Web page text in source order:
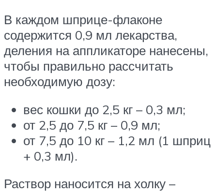
В каждом шприце-флаконе
содержится 0,9 мл лекарства,
деления на аппликаторе нанесены,
чтобы правильно рассчитать
необходимую дозу:
вес кошки до 2,5 кг – 0,3 мл;
от 2,5 до 7,5 кг – 0,9 мл;
от 7,5 до 10 кг – 1,2 мл (1 шприц
+ 0,3 мл).
Раствор наносится на холку –